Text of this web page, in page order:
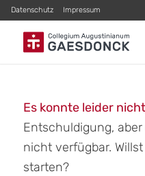
Datenschutz Impressum
Es konnte leider
Entschuldigung,
nicht verfügbar.
starten?